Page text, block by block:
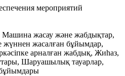
мероприятий
Машина жасау және жабдықтар,
жасалған бұйымдар,
арналған жабдық, Жиһаз,
Шаруашылық тауарлар,